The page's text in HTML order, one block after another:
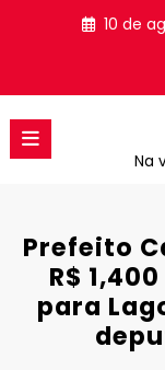
10 de
Na
Prefeito
R$
para